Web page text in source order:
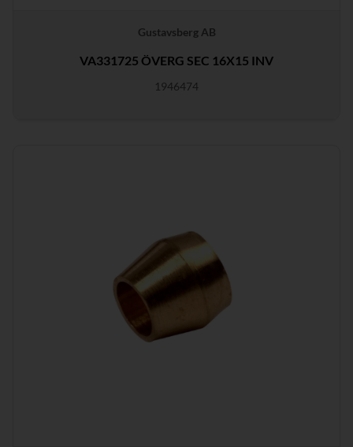
Gustavsberg AB
VA331725 ÖVERG SEC 16X15 INV
1946474